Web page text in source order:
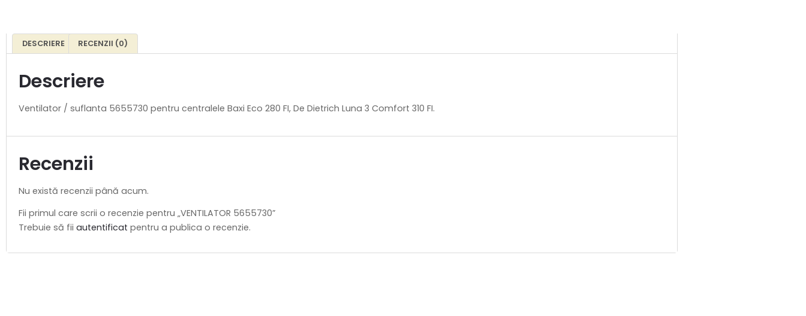
DESCRIERE RECENZII (0)
Descriere
Ventilator / suflanta 5655730 pentru centralele Baxi Eco 280 FI, De Dietrich Luna 3 Comfort 310 FI.
Recenzii
Nu există recenzii până acum.
Fii primul care scrii o recenzie pentru „VENTILATOR 5655730”
Trebuie să fii autentificat pentru a publica o recenzie.